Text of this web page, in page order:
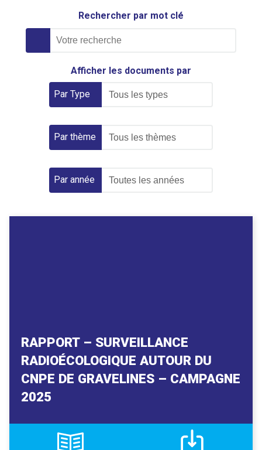
Rechercher par mot clé
Par Type
Par thème
Par année
RAPPORT – SURVEILLANCE
RADIOÉCOLOGIQUE AUTOUR DU
CNPE DE GRAVELINES – CAMPAGNE
2025